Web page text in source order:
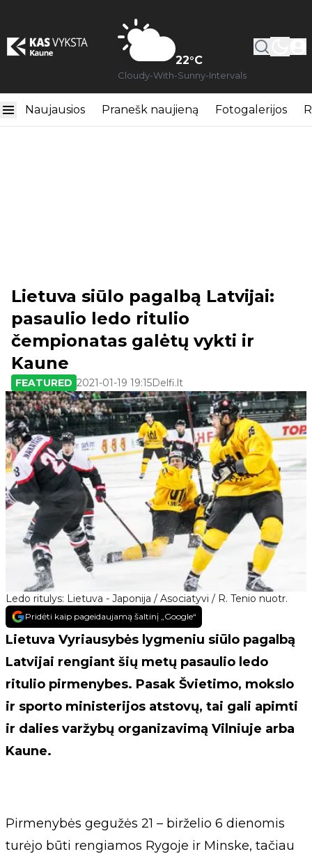
22°C
Cloudy-With-Sunny-Intervals
Naujausios Pranešk naujieną Fotogalerijos
Ledo ritulys: Lietuva - Japonija / Asociatyvi / R. Tenio nuotr.
Lietuva siūlo pagalbą Latvijai:
pasaulio ledo ritulio
čempionatas galėtų vykti ir
Kaune
FEATURED 2021-01-19 19:15Delfi.lt
Pridėti kaip pageidaujamą šaltinį „Google“
Lietuva Vyriausybės lygmeniu siūlo pagalbą
Latvijai rengiant šių metų pasaulio ledo
ritulio pirmenybes. Pasak Švietimo, mokslo
ir sporto ministerijos atstovų, tai gali apimti
ir dalies varžybų organizavimą Vilniuje arba
Kaune.
Pirmenybės gegužės 21 – birželio 6 dienomis
turėjo būti rengiamos Rygoje ir Minske, tačiau